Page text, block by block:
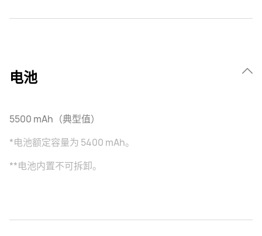
电池
5500 mAh（典型值）
*电池额定容量为 5400 mAh。
**电池内置不可拆卸。